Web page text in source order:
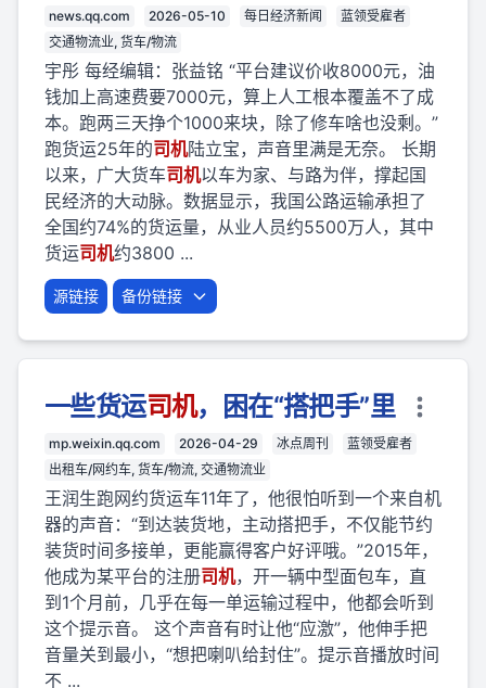
news.qq.com 2026-05-10 每日经济新闻
蓝领受雇者
交通物流业, 货车/物流
宇彤 每经编辑：张益铭 “平台建议价收8000元，油
钱加上高速费要7000元，算上人工根本覆盖不了成
本。跑两三天挣个1000来块，除了修车啥也没剩。”
跑货运25年的司机陆立宝，声音里满是无奈。 长期
以来，广大货车司机以车为家、与路为伴，撑起国
民经济的大动脉。数据显示，我国公路运输承担了
全国约74%的货运量，从业人员约5500万人，其中
货运司机约3800 ...
源链接 备份链接
一些货运司机，困在“搭把手”里
mp.weixin.qq.com 2026-04-29 冰点周刊
蓝领受雇者
出租车/网约车, 货车/物流, 交通物流业
王润生跑网约货运车11年了，他很怕听到一个来自机
器的声音：“到达装货地，主动搭把手，不仅能节约
装货时间多接单，更能赢得客户好评哦。”2015年，
他成为某平台的注册司机，开一辆中型面包车，直
到1个月前，几乎在每一单运输过程中，他都会听到
这个提示音。 这个声音有时让他“应激”，他伸手把
音量关到最小，“想把喇叭给封住”。提示音播放时间
不 ...